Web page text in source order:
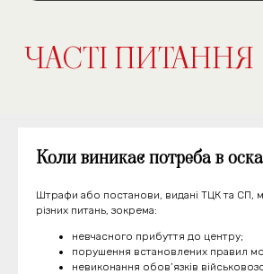
Коли виникає потреба в
Штрафи або постанови, видані ТЦК та СП,
різних питань, зокрема:
невчасного прибуття до центру;
порушення встановлених правил
невиконання обов’язків